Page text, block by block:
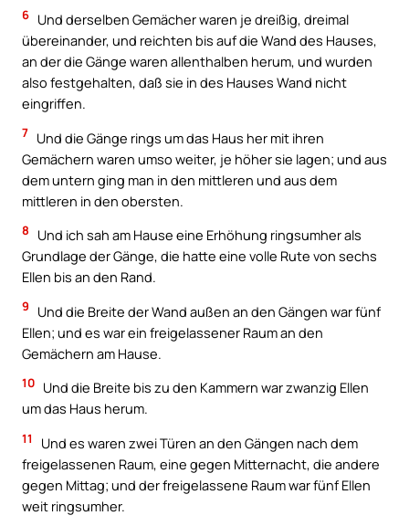
6 Und derselben Gemächer waren je dreißig, dreimal
übereinander, und reichten bis auf die Wand des Hauses,
an der die Gänge waren allenthalben herum, und wurden
also festgehalten, daß sie in des Hauses Wand nicht
eingriffen.
7 Und die Gänge rings um das Haus her mit ihren
Gemächern waren umso weiter, je höher sie lagen; und aus
dem untern ging man in den mittleren und aus dem
mittleren in den obersten.
8
Und ich sah am Hause eine Erhöhung ringsumher als
Grundlage der Gänge, die hatte eine volle Rute von sechs
Ellen bis an den Rand.
9
Und die Breite der Wand außen an den Gängen war fünf
Ellen; und es war ein freigelassener Raum an den
Gemächern am Hause.
10 Und die Breite bis zu den Kammern war zwanzig Ellen
um das Haus herum.
11
Und es waren zwei Türen an den Gängen nach dem
freigelassenen Raum, eine gegen Mitternacht, die andere
gegen Mittag; und der freigelassene Raum war fünf Ellen
weit ringsumher.